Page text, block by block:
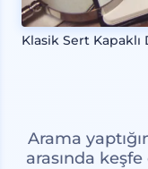
Klasik Sert Kapaklı
Arama
arasında keşfe